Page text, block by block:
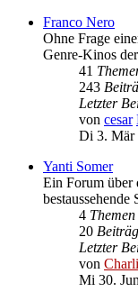
Franco Nero
Ohne Frage
Genre-Kinos
41
243
Letzter
von cesar
Di 3. Mär
Yanti Somer
Ein Forum über
bestaussehende
4 Themen
20
Letzter
von
Mi 30.